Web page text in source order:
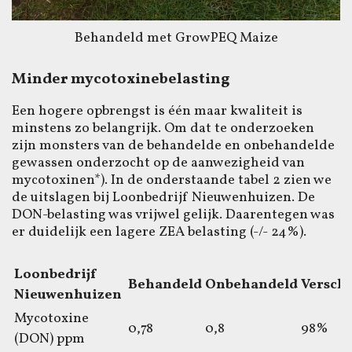
Behandeld met GrowPEQ Maize
Minder mycotoxinebelasting
Een hogere opbrengst is één maar kwaliteit is
minstens zo belangrijk. Om dat te onderzoeken
zijn monsters van de behandelde en onbehandelde
gewassen onderzocht op de aanwezigheid van
mycotoxinen*). In de onderstaande tabel 2 zien we
de uitslagen bij Loonbedrijf Nieuwenhuizen. De
DON-belasting was vrijwel gelijk. Daarentegen was
er duidelijk een lagere ZEA belasting (-/- 24%).
Loonbedrijf
Nieuwenhuizen
Behandeld Onbehandeld
Mycotoxine
(DON) ppm
0,78 0,8 98%